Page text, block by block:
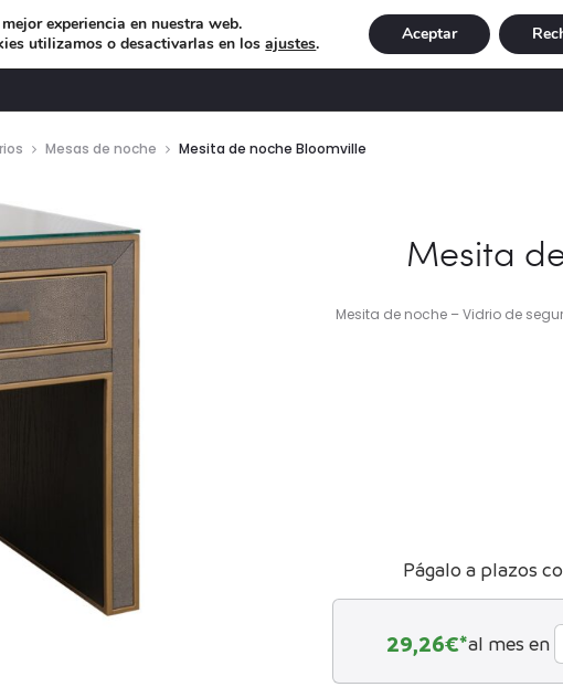
ILUMINACIÓN NAVIDAD EXCLUSIVE
Mesas de noche Mesita de noche Bloomville
Mesita
Mesita de noche – Vidrio de
Págalo a plazos
29,26€*al mes en
experiencia en nuestra web.
utilizamos o desactivarlas en losajustes. Aceptar